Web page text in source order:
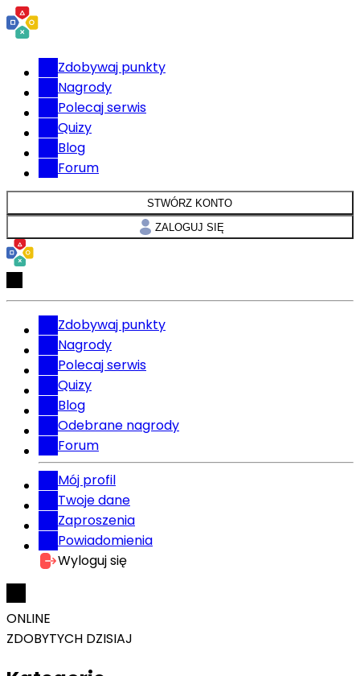
Zdobywaj punkty
Nagrody
Polecaj serwis
Quizy
Blog
Forum
STWÓRZ KONTO
ZALOGUJ SIĘ
Zdobywaj punkty
Nagrody
Polecaj serwis
Quizy
Blog
Odebrane nagrody
Forum
Mój profil
Twoje dane
Zaproszenia
Powiadomienia
Wyloguj się
ONLINE
ZDOBYTYCH DZISIAJ